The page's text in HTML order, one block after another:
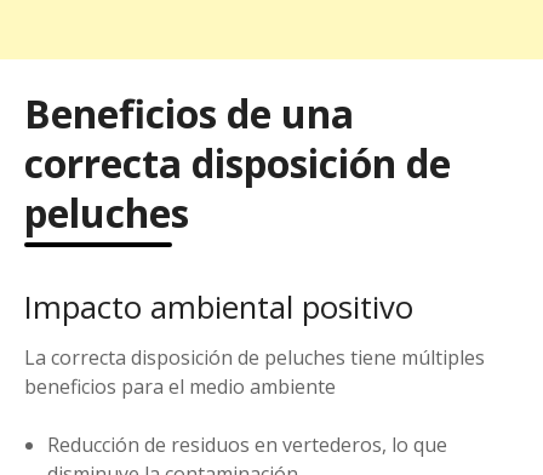
Beneficios de una
correcta disposición de
peluches
Impacto ambiental positivo
La correcta disposición de peluches tiene múltiples
beneficios para el medio ambiente
Reducción de residuos en vertederos, lo que